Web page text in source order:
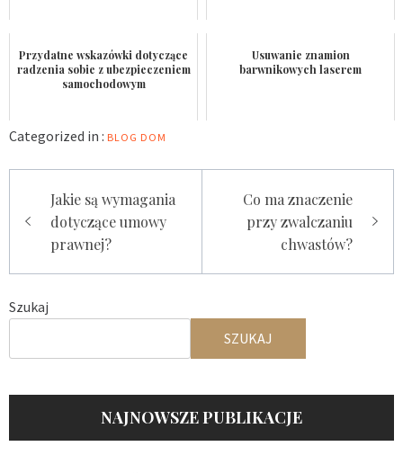
Przydatne wskazówki dotyczące
radzenia sobie z ubezpieczeniem
samochodowym
Usuwanie znamion
barwnikowych laserem
Categorized in : BLOG DOM
wpisuJakie są wymagania
dotyczące umowy
prawnej?
Co ma znaczenie
przy zwalczaniu
chwastów?
Szukaj
SZUKAJ
NAJNOWSZE PUBLIKACJE